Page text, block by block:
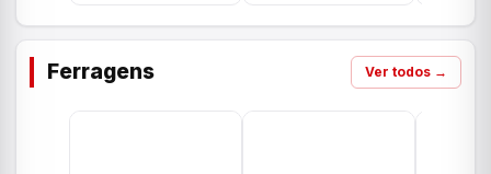
Ferragens Ver todos →